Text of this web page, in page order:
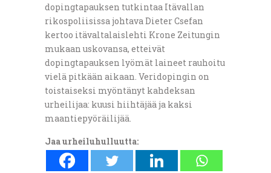
dopingtapauksen tutkintaa Itävallan
rikospoliisissa johtava Dieter Csefan
kertoo itävaltalaislehti Krone Zeitungin
mukaan uskovansa, etteivät
dopingtapauksen lyömät laineet rauhoitu
vielä pitkään aikaan. Veridopingin on
toistaiseksi myöntänyt kahdeksan
urheilijaa: kuusi hiihtäjää ja kaksi
maantiepyöräilijää.
Jaa urheiluhulluutta: